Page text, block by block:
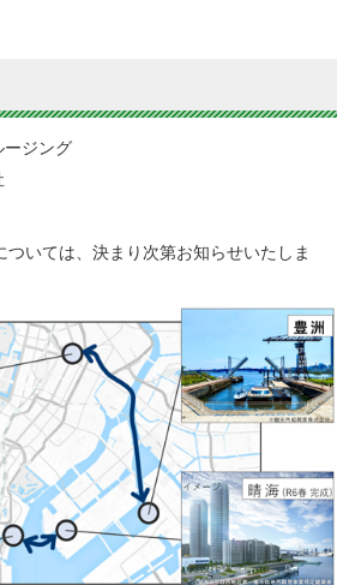
ージング
いては、決まり次第お知らせいたしま